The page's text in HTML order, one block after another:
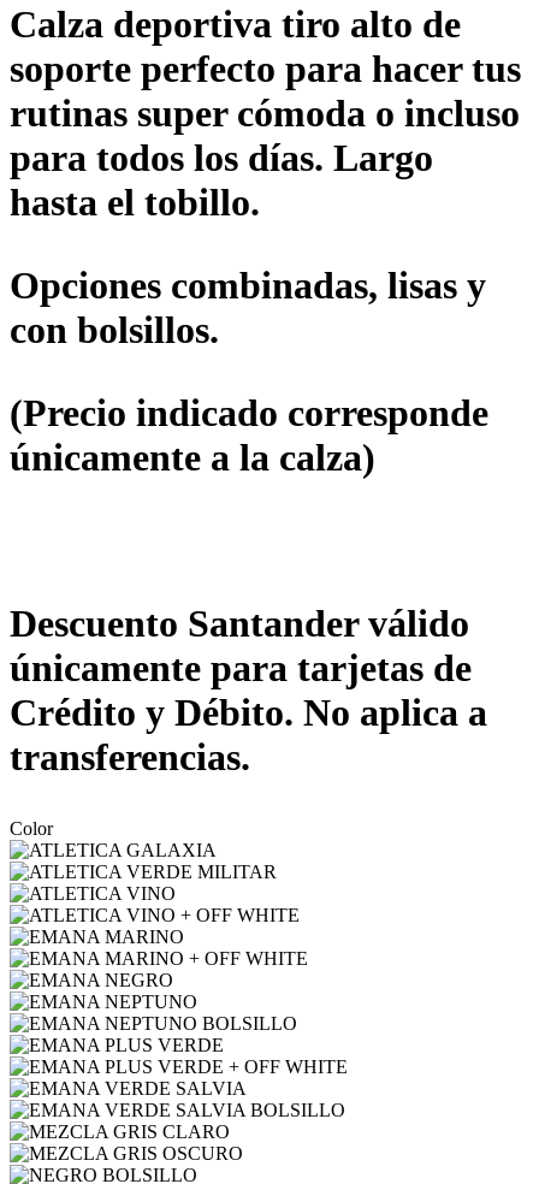
Calza deportiva tiro alto de
soporte perfecto para hacer tus
rutinas super cómoda o incluso
para todos los días. Largo
hasta el tobillo.
Opciones combinadas, lisas y
con bolsillos.
(Precio indicado corresponde
únicamente a la calza)
Descuento Santander válido
únicamente para tarjetas de
Crédito y Débito. No aplica a
transferencias.
Color